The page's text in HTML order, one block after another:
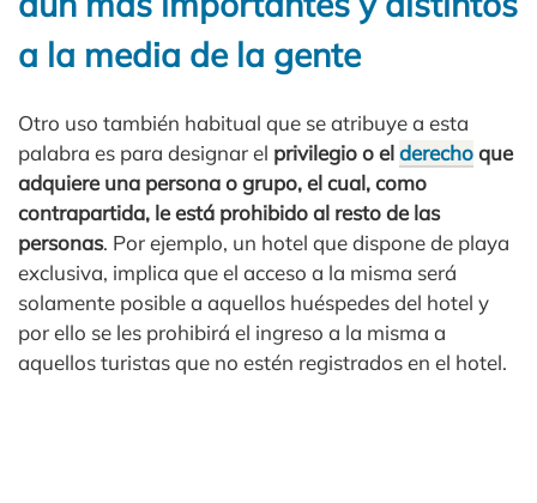
a la media de la gente
Otro uso también habitual que se atribuye a esta
palabra es para designar el privilegio o elderechoque
adquiere una persona o grupo, el cual, como
contrapartida, le está prohibido al resto de las
personas. Por ejemplo, un hotel que dispone de playa
exclusiva, implica que el acceso a la misma será
solamente posible a aquellos huéspedes del hotel y
por ello se les prohibirá el ingreso a la misma a
aquellos turistas que no estén registrados en el hotel.